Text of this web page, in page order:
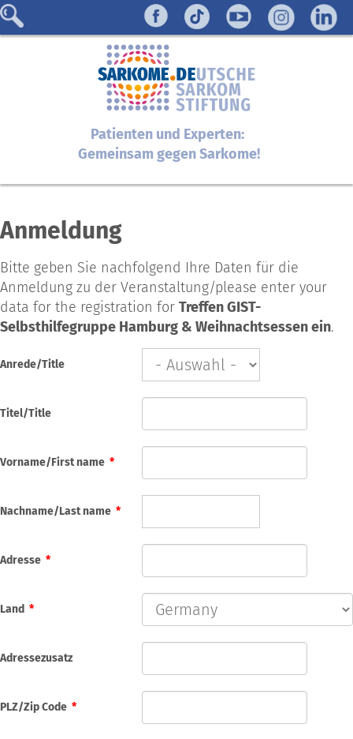
Patienten und Experten:
Gemeinsam gegen Sarkome!
Anmeldung
Bitte geben Sie nachfolgend Ihre Daten für die
Anmeldung zu der Veranstaltung/please enter your
data for the registration for Treffen GIST-
Selbsthilfegruppe Hamburg & Weihnachtsessen ein.
Anrede/Title
Titel/Title
Vorname/First name *
Nachname/Last name *
Adresse *
Land *
Adressezusatz
PLZ/Zip Code *